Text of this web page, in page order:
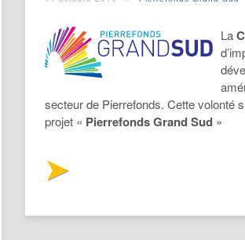
La
secteur de Pierrefonds. Cette volonté
projet « Pierrefonds Grand Sud »